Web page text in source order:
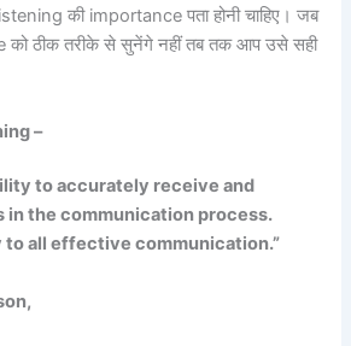
की importance पता होनी चाहिए। जब
ठीक तरीके से सुनेंगे नहीं तब तक आप उसे सही
–
to accurately receive and
in the communication process.
to all effective communication.”